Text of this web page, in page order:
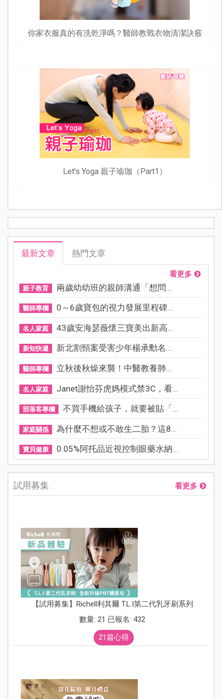
你家衣服真的有洗乾淨嗎？醫師教戰衣物清潔訣竅
Let's Yoga 親子瑜珈（Part1）
最新文章 熱門文章
看更多
親子教育 兩歲幼幼班的親師溝通「想問...
醫師專欄 0～6歲寶包的視力發展里程碑...
名人家庭 43歲安海瑟薇懷三寶美出新高...
新知快遞 新北割頸案受害少年楊承勳名...
醫師專欄 立秋後秋燥來襲！中醫教養肺...
名人家庭 Janet謝怡芬虎媽模式禁3C，看...
部落客專欄 不買手機給孩子，就要被貼「...
家庭關係 為什麼不想或不敢生二胎？這8...
寶貝健康 0.05%阿托品近視控制眼藥水納...
試用募集 看更多
【試用募集】Richell利其爾 T.L.I第二代乳牙刷系列
數量: 21 已報名: 432
21篇心得